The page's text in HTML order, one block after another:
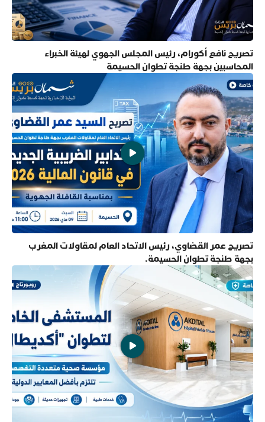
تصريح نافع أكورام، رئيس المجلس الجهوي لهيئة الخبراء
المحاسبين بجهة طنجة تطوان الحسيمة
تصريح عمر القضاوي، رئيس الاتحاد العام لمقاولات المغرب
بجهة طنجة تطوان الحسيمة.